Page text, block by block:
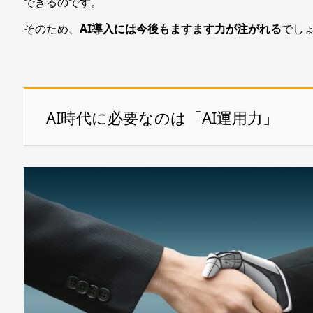
そのため、AI導入には今後もますます力が注がれるでし
AI時代に必要なのは「AI運用力」